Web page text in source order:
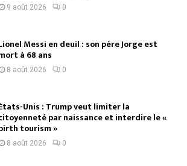
9 août 2026 0
Messi en deuil : son père Jorge est
à 68 ans
8 août 2026 0
Unis : Trump veut limiter la
par naissance et interdire le «
tourism »
8 août 2026 0